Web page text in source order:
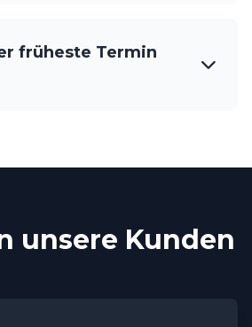
früheste Termin
unsere Kunden